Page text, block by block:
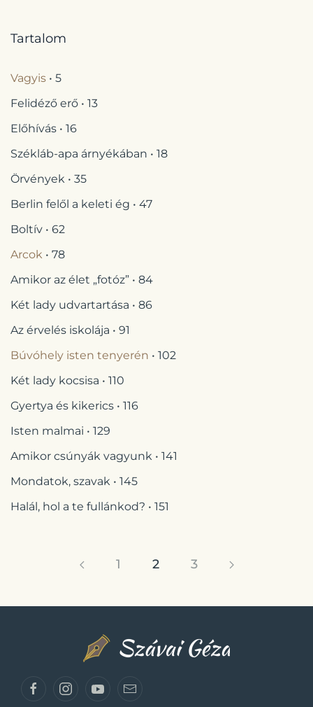
Tartalom
Vagyis • 5
Felidéző erő • 13
Előhívás • 16
Székláb-apa árnyékában • 18
Örvények • 35
Berlin felől a keleti ég • 47
Boltív • 62
Arcok • 78
Amikor az élet „fotóz” • 84
Két lady udvartartása • 86
Az érvelés iskolája • 91
Búvóhely isten tenyerén • 102
Két lady kocsisa • 110
Gyertya és kikerics • 116
Isten malmai • 129
Amikor csúnyák vagyunk • 141
Mondatok, szavak • 145
Halál, hol a te fullánkod? • 151
1 2 3